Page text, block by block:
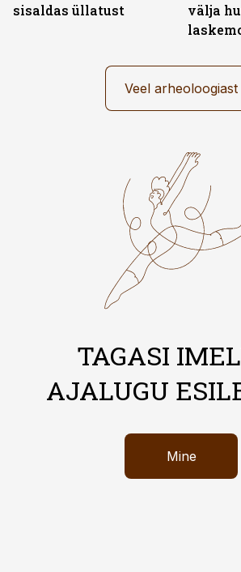
sisaldas üllatust
välja
Veel arheoloogiast
TAGASI
AJALUGU
Mine